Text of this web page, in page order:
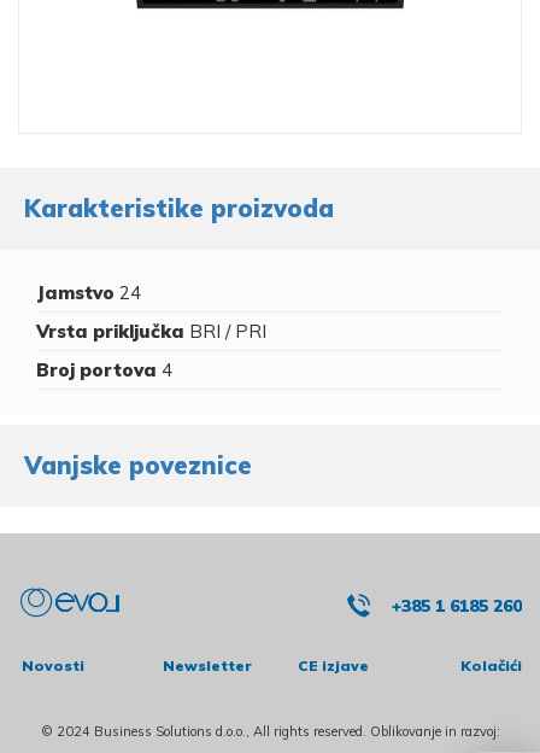
Karakteristike proizvoda
Jamstvo 24
Vrsta priključka BRI / PRI
Broj portova 4
Vanjske poveznice
Novosti Newsletter CE izjave Kolačići
+385 1 6185 260
© 2024 Business Solutions d.o.o., All rights reserved. Oblikovanje in razvoj: